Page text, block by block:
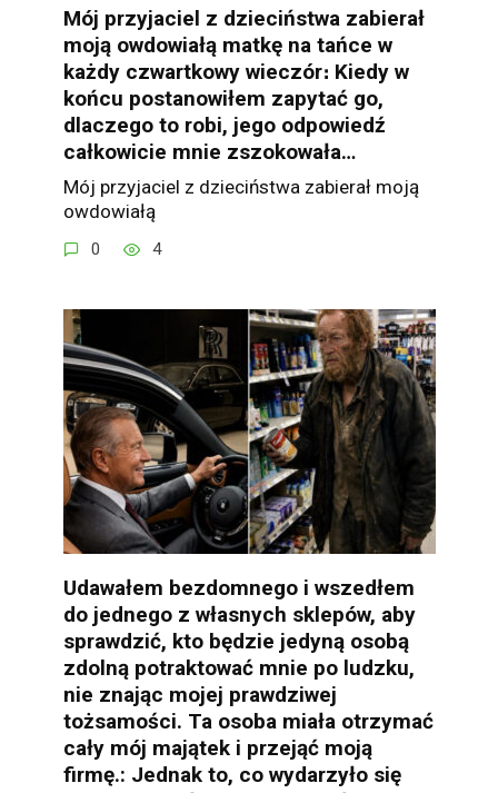
Mój przyjaciel z dzieciństwa zabierał
moją owdowiałą matkę na tańce w
każdy czwartkowy wieczór։ Kiedy w
końcu postanowiłem zapytać go,
dlaczego to robi, jego odpowiedź
całkowicie mnie zszokowała…
Mój przyjaciel z dzieciństwa zabierał moją
owdowiałą
0 4
Udawałem bezdomnego i wszedłem
do jednego z własnych sklepów, aby
sprawdzić, kto będzie jedyną osobą
zdolną potraktować mnie po ludzku,
nie znając mojej prawdziwej
tożsamości. Ta osoba miała otrzymać
cały mój majątek i przejąć moją
firmę.: Jednak to, co wydarzyło się